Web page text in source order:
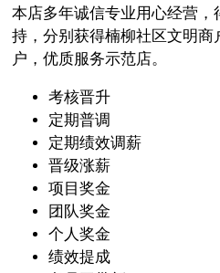
本店多年诚信专业用心经营，
持，分别获得楠柳社区文明
户，优质服务示范店。
考核晋升
定期普调
定期绩效调薪
晋级涨薪
项目奖金
团队奖金
个人奖金
绩效提成